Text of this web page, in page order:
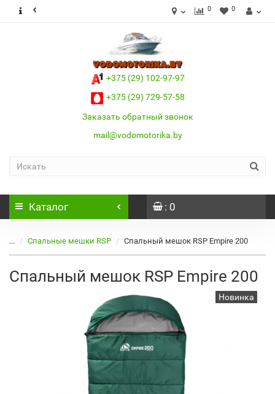
0 0
+375 (29) 102-97-97
+375 (29) 729-57-58
Заказать обратный звонок
mail@vodomotorika.by
Каталог : 0
... Спальные мешки RSP Спальный мешок RSP Empire 200
Спальный мешок RSP Empire 200
Новинка